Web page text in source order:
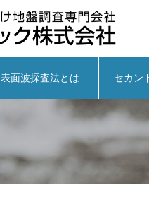
表面波探査法とは セカン